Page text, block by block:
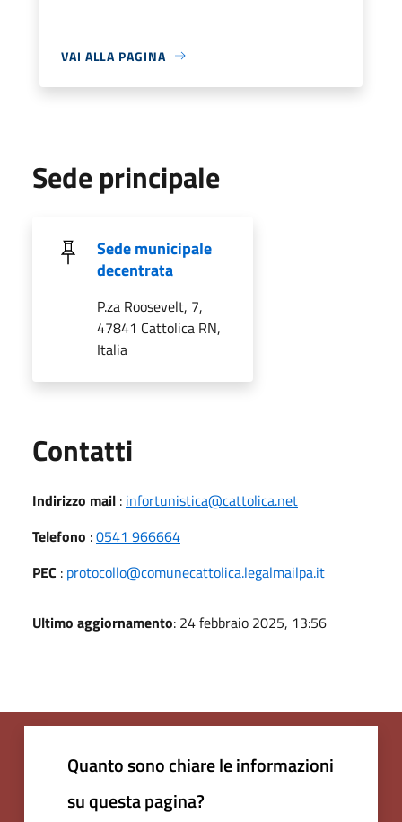
VAI ALLA PAGINA
Sede principale
Sede municipale
decentrata
P.za Roosevelt, 7,
47841 Cattolica RN,
Italia
Contatti
Indirizzo mail : infortunistica@cattolica.net
Telefono :0541 966664
PEC : protocollo@comunecattolica.legalmailpa.it
Ultimo aggiornamento: 24 febbraio 2025, 13:56
Quanto sono chiare le informazioni
su questa pagina?